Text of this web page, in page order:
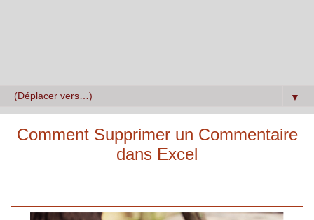
▼
Comment Supprimer un Commentaire
dans Excel